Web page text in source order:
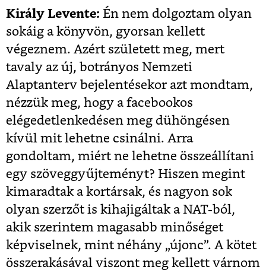
Király Levente: Én nem dolgoztam olyan
sokáig a könyvön, gyorsan kellett
végeznem. Azért született meg, mert
tavaly az új, botrányos Nemzeti
Alaptanterv bejelentésekor azt mondtam,
nézzük meg, hogy a facebookos
elégedetlenkedésen meg dühöngésen
kívül mit lehetne csinálni. Arra
gondoltam, miért ne lehetne összeállítani
egy szöveggyűjteményt? Hiszen megint
kimaradtak a kortársak, és nagyon sok
olyan szerzőt is kihajigáltak a NAT-ból,
akik szerintem magasabb minőséget
képviselnek, mint néhány „újonc”. A kötet
összerakásával viszont meg kellett várnom